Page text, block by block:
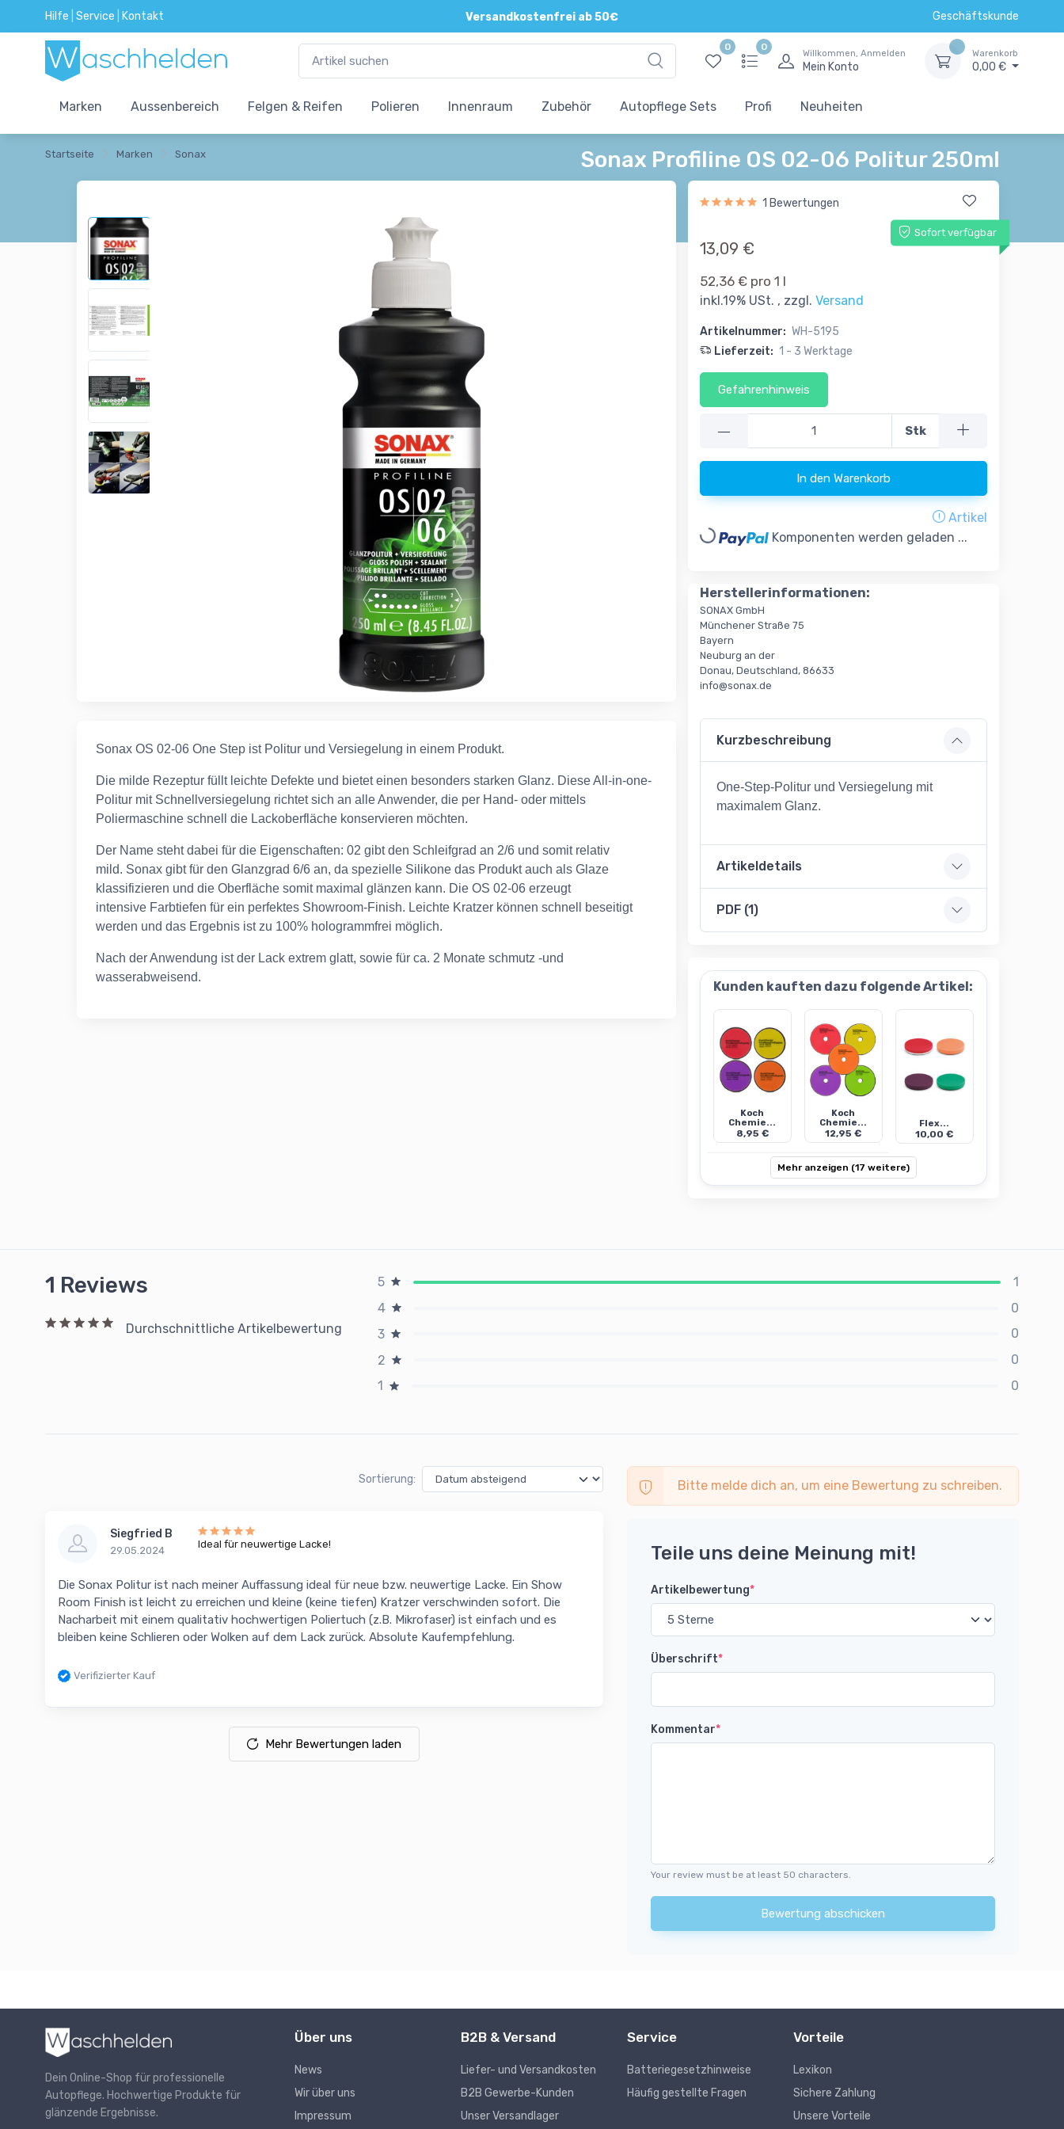
Hilfe Service Kontakt Versandkostenfrei ab 50€ Geschäftskunde
0 0
Willkommen, Anmelden
Mein Konto
Warenkorb
0,00 €
Marken Aussenbereich Felgen & Reifen Polieren Innenraum Zubehör Autopflege Sets Profi Neuheiten
Startseite Marken Sonax Sonax Profiline OS 02-06 Politur 250ml
Sonax OS 02-06 One Step ist Politur und Versiegelung in einem Produkt.
Die milde Rezeptur füllt leichte Defekte und bietet einen besonders starken Glanz. Diese All-in-one-
Politur mit Schnellversiegelung richtet sich an alle Anwender, die per Hand- oder mittels
Poliermaschine schnell die Lackoberfläche konservieren möchten.
Der Name steht dabei für die Eigenschaften: 02 gibt den Schleifgrad an 2/6 und somit relativ
mild. Sonax gibt für den Glanzgrad 6/6 an, da spezielle Silikone das Produkt auch als Glaze
klassifizieren und die Oberfläche somit maximal glänzen kann. Die OS 02-06 erzeugt
intensive Farbtiefen für ein perfektes Showroom-Finish. Leichte Kratzer können schnell beseitigt
werden und das Ergebnis ist zu 100% hologrammfrei möglich.
Nach der Anwendung ist der Lack extrem glatt, sowie für ca. 2 Monate schmutz -und
wasserabweisend.
1 Bewertungen
Sofort verfügbar
13,09 €
52,36 € pro 1 l
inkl.19% USt. , zzgl. Versand
Artikelnummer: WH-5195
Lieferzeit: 1 - 3 Werktage
Gefahrenhinweis
— Stk
In den Warenkorb
Artikel
Loading... Komponenten werden geladen ...
Herstellerinformationen:
SONAX GmbH
Münchener Straße 75
Bayern
Neuburg an der
Donau, Deutschland, 86633
info@sonax.de
Kurzbeschreibung
One-Step-Politur und Versiegelung mit
maximalem Glanz.
Artikeldetails
PDF (1)
Kunden kauften dazu folgende Artikel:
Koch
Chemie...
8,95 €
Koch
Chemie...
12,95 €
Flex...
10,00 €
Mehr anzeigen (17 weitere)
1 Reviews
Durchschnittliche Artikelbewertung
5
1
4
0
3
0
2
0
1
0
Sortierung:
Siegfried B
29.05.2024
Ideal für neuwertige Lacke!
Die Sonax Politur ist nach meiner Auffassung ideal für neue bzw. neuwertige Lacke. Ein Show
Room Finish ist leicht zu erreichen und kleine (keine tiefen) Kratzer verschwinden sofort. Die
Nacharbeit mit einem qualitativ hochwertigen Poliertuch (z.B. Mikrofaser) ist einfach und es
bleiben keine Schlieren oder Wolken auf dem Lack zurück. Absolute Kaufempfehlung.
Verifizierter Kauf
Mehr Bewertungen laden
Bitte melde dich an, um eine Bewertung zu schreiben.
Teile uns deine Meinung mit!
Artikelbewertung*
Überschrift*
Kommentar*
Your review must be at least 50 characters.
Bewertung abschicken
Dein Online-Shop für professionelle
Autopflege. Hochwertige Produkte für
glänzende Ergebnisse.
Über uns
News
Wir über uns
Impressum
B2B & Versand
Liefer- und Versandkosten
B2B Gewerbe-Kunden
Unser Versandlager
Service
Batteriegesetzhinweise
Häufig gestellte Fragen
Vorteile
Lexikon
Sichere Zahlung
Unsere Vorteile